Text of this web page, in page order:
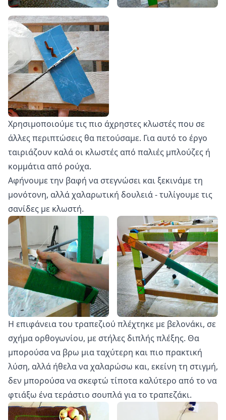
Χρησιμοποιούμε τις πιο άχρηστες κλωστές που σε
άλλες περιπτώσεις θα πετούσαμε. Για αυτό το έργο
ταιριάζουν καλά οι κλωστές από παλιές μπλούζες ή
κομμάτια από ρούχα.
Αφήνουμε την βαφή να στεγνώσει και ξεκινάμε τη
μονότονη, αλλά χαλαρωτική δουλειά - τυλίγουμε τις
σανίδες με κλωστή.
Η επιφάνεια του τραπεζιού πλέχτηκε με βελονάκι, σε
σχήμα ορθογωνίου, με στήλες διπλής πλέξης. Θα
μπορούσα να βρω μια ταχύτερη και πιο πρακτική
λύση, αλλά ήθελα να χαλαρώσω και, εκείνη τη στιγμή,
δεν μπορούσα να σκεφτώ τίποτα καλύτερο από το να
φτιάξω ένα τεράστιο σουπλά για το τραπεζάκι.